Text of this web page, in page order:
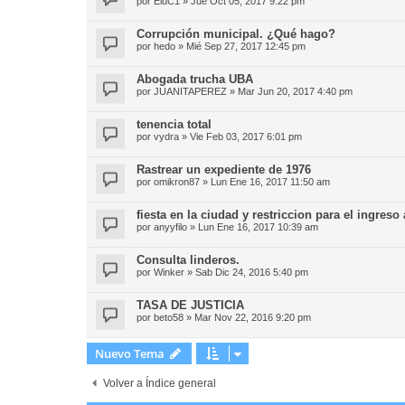
Corrupción municipal. ¿Qué hago?
por hedo » Mié Sep 27, 2017 12:45 pm
Abogada trucha UBA
por JUANITAPEREZ » Mar Jun 20, 2017 4:40 pm
tenencia total
por vydra » Vie Feb 03, 2017 6:01 pm
Rastrear un expediente de 1976
por omikron87 » Lun Ene 16, 2017 11:50 am
fiesta en la ciudad y restriccion para el ingreso
por anyyfilo » Lun Ene 16, 2017 10:39 am
Consulta linderos.
por Winker » Sab Dic 24, 2016 5:40 pm
TASA DE JUSTICIA
por beto58 » Mar Nov 22, 2016 9:20 pm
Nuevo Tema
Volver a Índice general